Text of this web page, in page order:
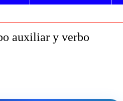
auxiliar y verbo